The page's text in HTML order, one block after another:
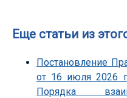
Еще статьи из
Постановление
от 16 июля 2026
Порядка